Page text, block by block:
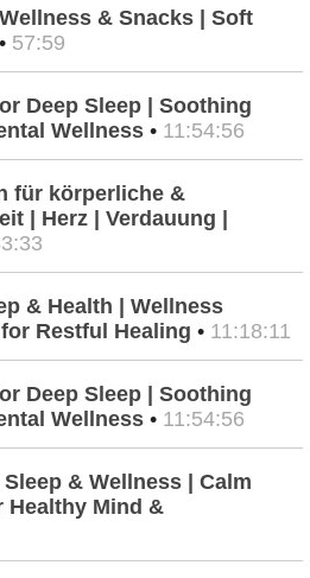
& Snacks | Soft
• 57:59
Deep Sleep | Soothing
Wellness • 11:54:56
für körperliche &
| Herz | Verdauung |
& Health | Wellness
Restful Healing • 11:18:11
Deep Sleep | Soothing
Wellness • 11:54:56
& Wellness | Calm
Healthy Mind &